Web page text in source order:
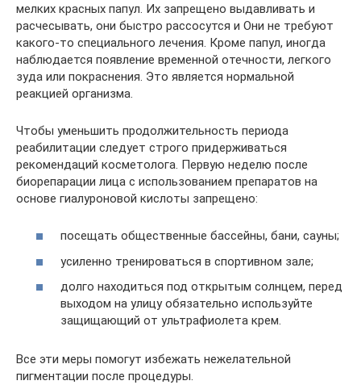
мелких красных папул. Их запрещено выдавливать и
расчесывать, они быстро рассосутся и Они не требуют
какого-то специального лечения. Кроме папул, иногда
наблюдается появление временной отечности, легкого
зуда или покраснения. Это является нормальной
реакцией организма.
Чтобы уменьшить продолжительность периода
реабилитации следует строго придерживаться
рекомендаций косметолога. Первую неделю после
биорепарации лица с использованием препаратов на
основе гиалуроновой кислоты запрещено:
посещать общественные бассейны, бани, сауны;
усиленно тренироваться в спортивном зале;
долго находиться под открытым солнцем, перед
выходом на улицу обязательно используйте
защищающий от ультрафиолета крем.
Все эти меры помогут избежать нежелательной
пигментации после процедуры.